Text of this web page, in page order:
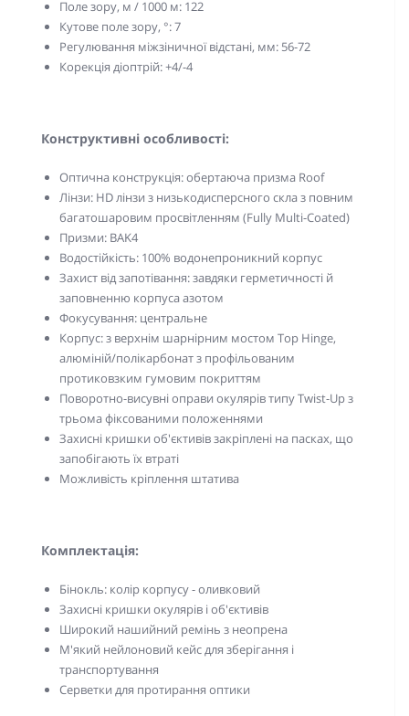
Поле зору, м / 1000 м: 122
Кутове поле зору, °: 7
Регулювання міжзіничної відстані, мм: 56-72
Корекція діоптрій: +4/-4
Конструктивні особливості:
Оптична конструкція: обертаюча призма Roof
Лінзи: HD лінзи з низькодисперсного скла з повним
багатошаровим просвітленням (Fully Multi-Coated)
Призми: BAK4
Водостійкість: 100% водонепроникний корпус
Захист від запотівання: завдяки герметичності й
заповненню корпуса азотом
Фокусування: центральне
Корпус: з верхнім шарнірним мостом Top Hinge,
алюміній/полікарбонат з профільованим
протиковзким гумовим покриттям
Поворотно-висувні оправи окулярів типу Twist-Up з
трьома фіксованими положеннями
Захисні кришки об'єктивів закріплені на пасках, що
запобігають їх втраті
Можливість кріплення штатива
Комплектація:
Бінокль: колір корпусу - оливковий
Захисні кришки окулярів і об'єктивів
Широкий нашийний ремінь з неопрена
М'який нейлоновий кейс для зберігання і
транспортування
Серветки для протирання оптики